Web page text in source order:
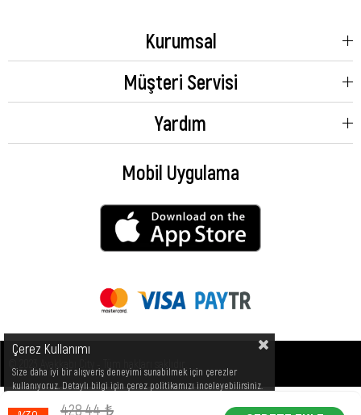
428,44 ₺
Kurumsal
Müşteri Servisi
Yardım
Mobil Uygulama
Çerez Kullanımı
Size daha iyi bir alışveriş deneyimi sunabilmek için çerezler
kullanıyoruz. Detaylı bilgi için çerez politikamızı inceleyebilirsiniz.